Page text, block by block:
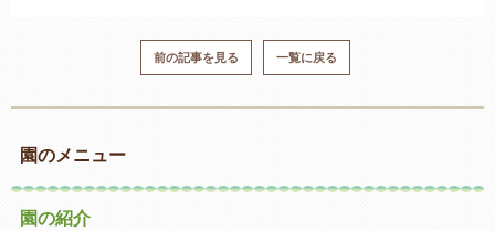
前の記事を見る 一覧に戻る
園のメニュー
園の紹介